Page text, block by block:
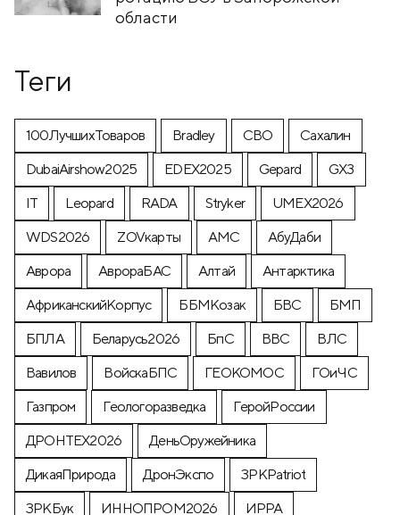
области
Теги
100ЛучшихТоваров Bradley CВО
Cахалин
DubaiAirshow2025
EDEX2025 Gepard
GX3
IT
Leopard RADA Stryker
UMEX2026
WDS2026
ZOVкарты АМС
АбуДаби
Аврора
АврораБАС Алтай
Антарктика
АфриканскийКорпус
ББМКозак БВС
БМП
БПЛА
Беларусь2026 БпС ВВС
ВЛС
Вавилов
ВойскаБПС ГЕОКОМОС
ГОиЧС
Газпром
Геологоразведка
ГеройРоссии
ДРОНТЕХ2026
ДеньОружейника
ДикаяПрирода
ДронЭкспо
ЗРКPatriot
ЗРКБук
ИННОПРОМ2026 ИРРА